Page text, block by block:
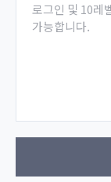
로그인 및 10레
가능합니다.